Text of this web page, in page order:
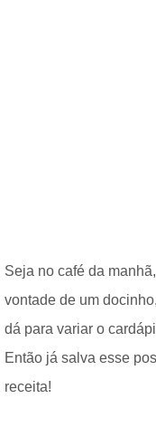
Seja no café da
vontade de um
dá para variar o
Então já salva esse
receita!